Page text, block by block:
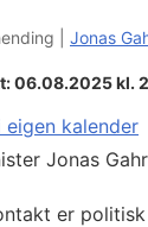
| Jonas
06.08.2025 kl.
kalender
Jonas
er